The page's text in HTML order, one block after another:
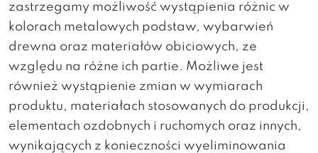
zastrzegamy możliwość wystąpienia różnic w
kolorach metalowych podstaw, wybarwień
drewna oraz materiałów obiciowych, ze
względu na różne ich partie. Możliwe jest
również wystąpienie zmian w wymiarach
produktu, materiałach stosowanych do produkcji,
elementach ozdobnych i ruchomych oraz innych,
wynikających z konieczności wyeliminowania